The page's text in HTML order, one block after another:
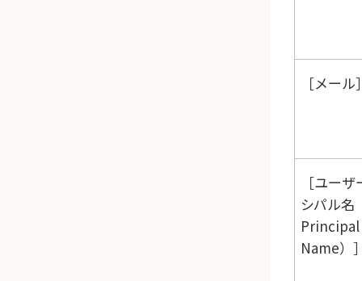
メール
ユーザ
シパル名
Principal
Name）